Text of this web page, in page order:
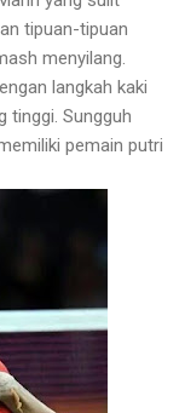
tipuan-tipuan
menyilang.
langkah kaki
tinggi. Sungguh
pemain putri